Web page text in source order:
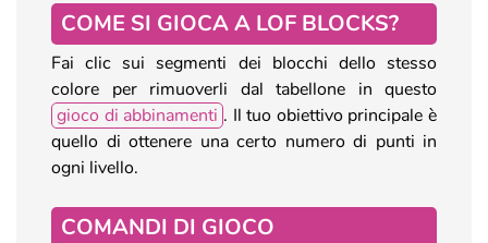
COME SI GIOCA A LOF BLOCKS?
Fai clic sui segmenti dei blocchi dello stesso
colore per rimuoverli dal tabellone in questo
gioco di abbinamenti . Il tuo obiettivo principale è
quello di ottenere una certo numero di punti in
ogni livello.
COMANDI DI GIOCO